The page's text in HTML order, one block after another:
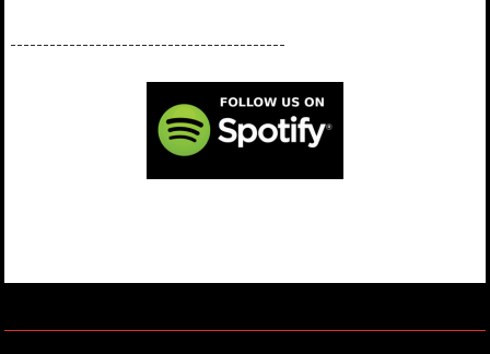
------------------------------------------